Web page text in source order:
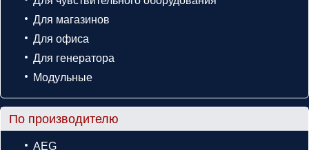
Для магазинов
Для офиса
Для генератора
Модульные
По производителю
AEG